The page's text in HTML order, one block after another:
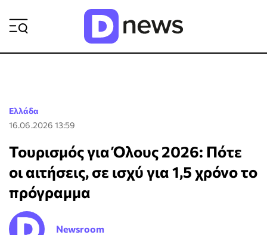
Ελλάδα
16.06.2026 13:59
Τουρισμός για Όλους 2026: Πότε
οι αιτήσεις, σε ισχύ για 1,5 χρόνο το
πρόγραμμα
Newsroom